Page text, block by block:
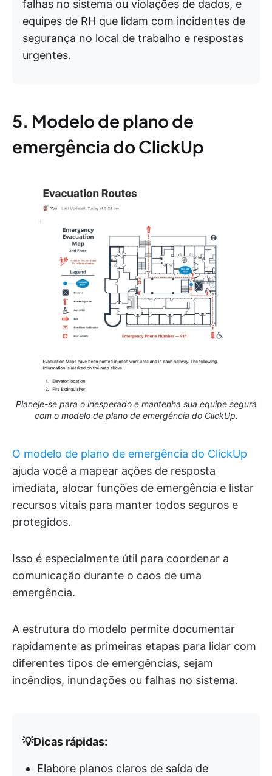
falhas no sistema ou violações de dados, e
equipes de RH que lidam com incidentes de
segurança no local de trabalho e respostas
urgentes.
5. Modelo de plano de
emergência do ClickUp
Planeje-se para o inesperado e mantenha sua equipe segura
com o modelo de plano de emergência do ClickUp.
O modelo de plano de emergência do ClickUp
ajuda você a mapear ações de resposta
imediata, alocar funções de emergência e listar
recursos vitais para manter todos seguros e
protegidos.
Isso é especialmente útil para coordenar a
comunicação durante o caos de uma
emergência.
A estrutura do modelo permite documentar
rapidamente as primeiras etapas para lidar com
diferentes tipos de emergências, sejam
incêndios, inundações ou falhas no sistema.
💡Dicas rápidas:
Elabore planos claros de saída de